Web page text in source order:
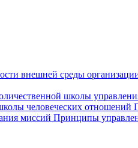
внешней среды
школы
человеческих отношений
миссий Принципы